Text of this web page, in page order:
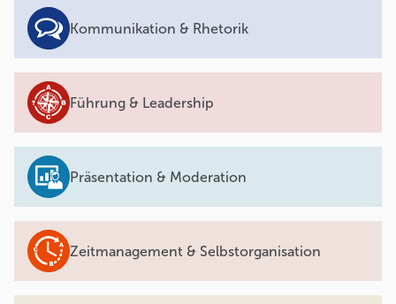
Kommunikation & Rhetorik
Führung & Leadership
Präsentation & Moderation
Zeitmanagement & Selbstorganisation